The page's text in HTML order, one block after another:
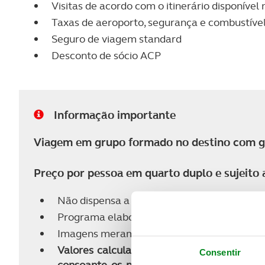
Consentir
Visitas de acordo com o itinerário disponível
Taxas de aeroporto, segurança e
Seguro de viagem standard
Desconto de sócio ACP
Informação importante
Viagem em grupo formado no destino com
Preço por pessoa em quarto duplo e sujeito
Não dispensa a consulta das condições
Programa elaborado em JUN 26 com a
Imagens meramente ilustrativas dos
Valores calculados nas tarifas dinâmicas